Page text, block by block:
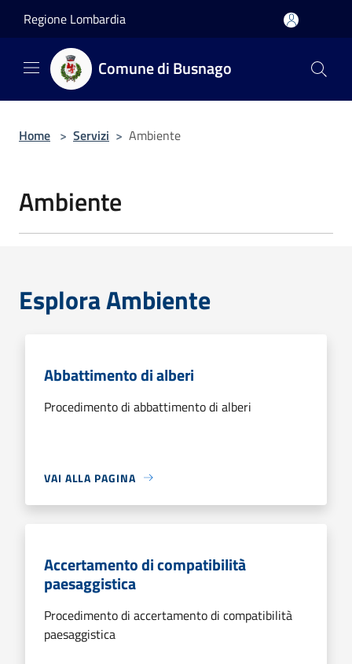
Regione Lombardia
Comune di Busnago
Home > Servizi > Ambiente
Ambiente
Esplora Ambiente
Abbattimento di alberi
Procedimento di abbattimento di alberi
VAI ALLA PAGINA
Accertamento di compatibilità
paesaggistica
Procedimento di accertamento di compatibilità
paesaggistica